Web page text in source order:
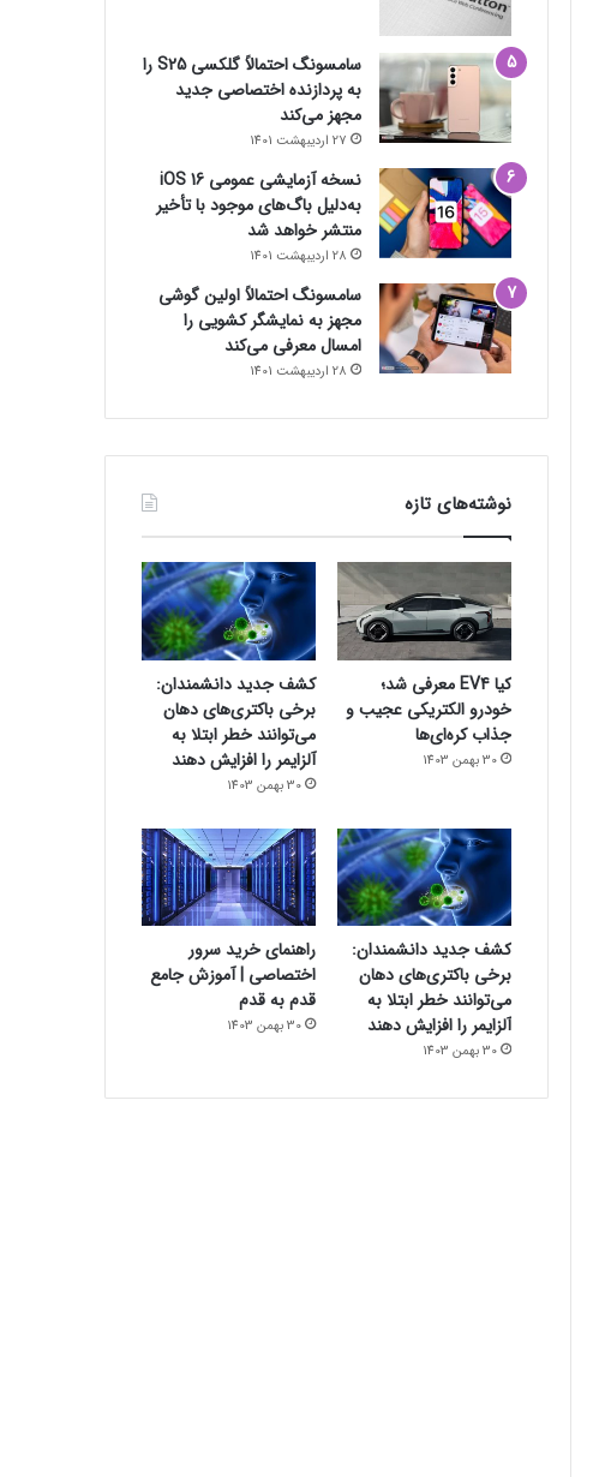
سامسونگ احتمالاً گلکسی S25 را
به پردازنده اختصاصی جدید
مجهز می‌کند
27 اردیبهشت 1401
نسخه آزمایشی عمومی iOS 16
به‌دلیل باگ‌های موجود با تأخیر
منتشر خواهد شد
28 اردیبهشت 1401
سامسونگ احتمالاً اولین گوشی
مجهز به نمایشگر کشویی را
امسال معرفی می‌کند
28 اردیبهشت 1401
نوشته‌های تازه
کیا EV4 معرفی شد؛
خودرو الکتریکی عجیب و
جذاب کره‌ای‌ها
30 بهمن 1403
کشف جدید دانشمندان:
برخی باکتری‌های دهان
می‌توانند خطر ابتلا به
آلزایمر را افزایش دهند
30 بهمن 1403
کشف جدید دانشمندان:
برخی باکتری‌های دهان
می‌توانند خطر ابتلا به
آلزایمر را افزایش دهند
30 بهمن 1403
راهنمای خرید سرور
اختصاصی | آموزش جامع
قدم به قدم
30 بهمن 1403